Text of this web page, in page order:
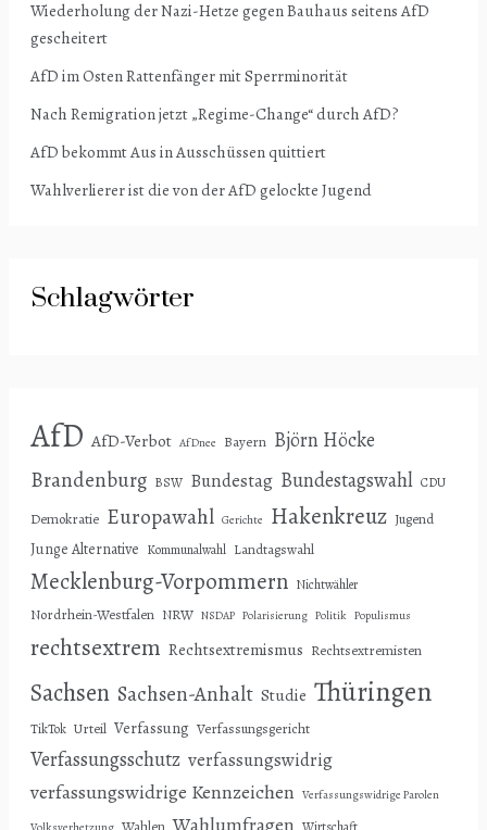
Wiederholung der Nazi-Hetze gegen Bauhaus seitens AfD
gescheitert
AfD im Osten Rattenfänger mit Sperrminorität
Nach Remigration jetzt „Regime-Change“ durch AfD?
AfD bekommt Aus in Ausschüssen quittiert
Wahlverlierer ist die von der AfD gelockte Jugend
Schlagwörter
AfD AfD-Verbot AfDnee Bayern Björn Höcke
Brandenburg BSW Bundestag Bundestagswahl CDU
Demokratie Europawahl Gerichte Hakenkreuz Jugend
Junge Alternative Kommunalwahl Landtagswahl
Mecklenburg-Vorpommern Nichtwähler
Nordrhein-Westfalen NRW NSDAP Polarisierung Politik Populismus
rechtsextrem Rechtsextremismus Rechtsextremisten
Sachsen Sachsen-Anhalt Studie Thüringen
TikTok Urteil Verfassung Verfassungsgericht
Verfassungsschutz verfassungswidrig
verfassungswidrige Kennzeichen Verfassungswidrige Parolen
Wahlen Wahlumfragen